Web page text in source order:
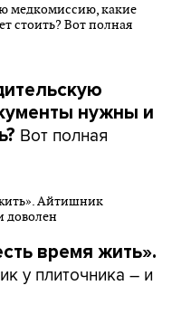
нужны и
Вот полная
время жить».
у плиточника – и